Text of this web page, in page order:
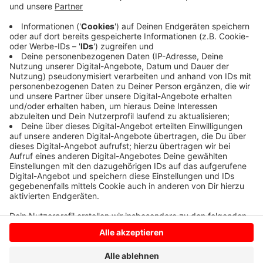
Die Preußen gewinnen wie erwartet deutlich gegen
Vestia Disteln aus Herten im Nachbarkreis
Recklinghausen mit 7:1. Disteln spielt vier Ligen tiefer.
Nächster Gegner der Preußen ist die Spielvereinigung
Erkenschwick – ebenfalls aus dem Kreis
Recklinghausen.
Anzeige
Anzeige